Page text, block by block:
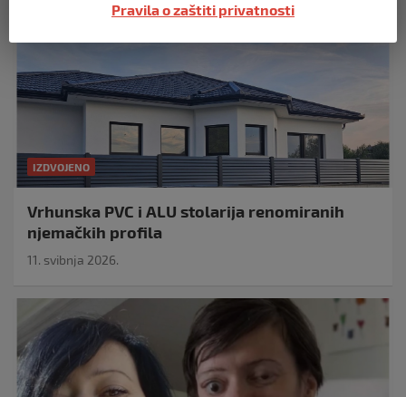
IZDVOJENO
Vrhunska PVC i ALU stolarija renomiranih
njemačkih profila
11. svibnja 2026.
Pravila o zaštiti privatnosti